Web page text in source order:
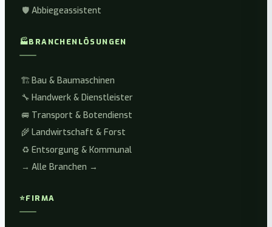
🛡️ Abbiegeassistent
🏭BRANCHENLÖSUNGEN
🏗️Bau & Baumaschinen
🔧 Handwerk & Dienstleister
🚐 Transport & Botendienst
🌾 Landwirtschaft & Forst
♻️ Entsorgung & Kommunal
→ Alle Branchen →
⭐FIRMA